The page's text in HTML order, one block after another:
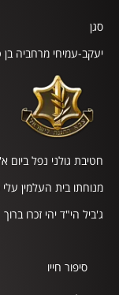
סגן
יעקב-עמיחי מרחביה
מנוחתו בית העלמין
ג'ביל הי"ד יהי זכרו ברוך
סיפור חייו